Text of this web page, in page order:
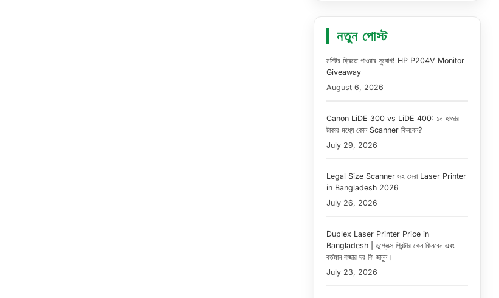
নতুন পোস্ট
মনিটর ফ্রিতে পাওয়ার সুযোগ! HP P204V Monitor
Giveaway
August 6, 2026
Canon LiDE 300 vs LiDE 400: ১০ হাজার
টাকার মধ্যে কোন Scanner কিনবেন?
July 29, 2026
Legal Size Scanner সহ সেরা Laser Printer
in Bangladesh 2026
July 26, 2026
Duplex Laser Printer Price in
Bangladesh | ডুপ্লেক্স প্রিন্টার কেন কিনবেন এবং
বর্তমান বাজার দর কি জানুন।
July 23, 2026